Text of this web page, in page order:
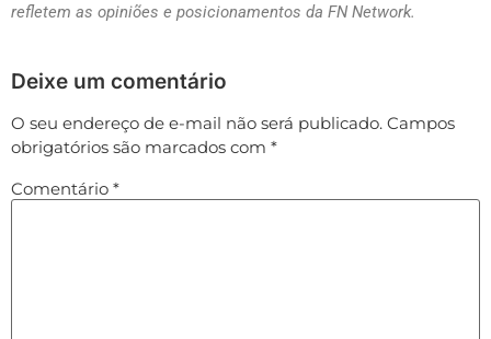
refletem as opiniões e posicionamentos da FN Network.
Deixe um comentário
O seu endereço de e-mail não será publicado. Campos
obrigatórios são marcados com *
Comentário *